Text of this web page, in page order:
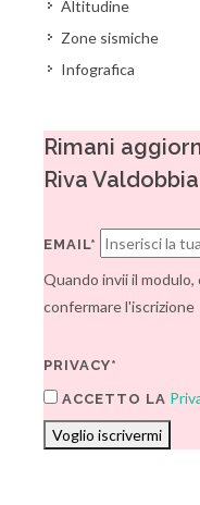
Altitudine
Zone sismiche
Infografica
Rimani
Riva Valdobbia
EMAIL*
Quando invii il
confermare l'iscrizione
PRIVACY*
ACCETTO LA
Voglio iscrivermi